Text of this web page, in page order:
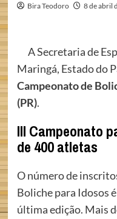
Bira Teodoro 8 de abril
A Secretaria de
Maringá, Estado do
Campeonato de
(PR).
III Campeonato
de 400 atletas
O número de
Boliche para Idosos
última edição. Mais